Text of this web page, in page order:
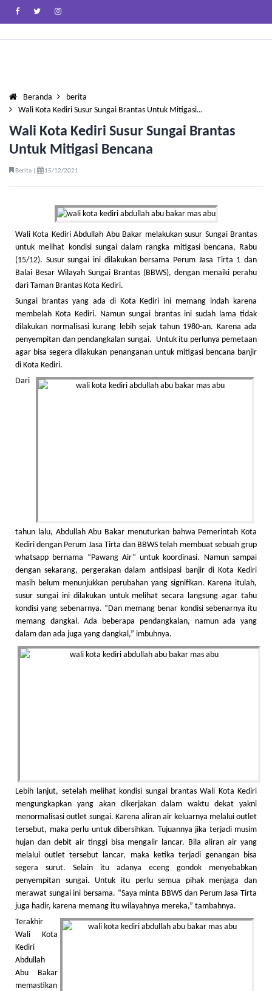
Beranda
berita
Wali Kota Kediri Susur Sungai Brantas Untuk Mitigasi…
Wali Kota Kediri Susur Sungai Brantas
Untuk Mitigasi Bencana
Berita | 15/12/2021
Wali Kota Kediri Abdullah Abu Bakar melakukan susur Sungai Brantas
untuk melihat kondisi sungai dalam rangka mitigasi bencana, Rabu
(15/12). Susur sungai ini dilakukan bersama Perum Jasa Tirta 1 dan
Balai Besar Wilayah Sungai Brantas (BBWS), dengan menaiki perahu
dari Taman Brantas Kota Kediri.
Sungai brantas yang ada di Kota Kediri ini memang indah karena
membelah Kota Kediri. Namun sungai brantas ini sudah lama tidak
dilakukan normalisasi kurang lebih sejak tahun 1980-an. Karena ada
penyempitan dan pendangkalan sungai. Untuk itu perlunya pemetaan
agar bisa segera dilakukan penanganan untuk mitigasi bencana banjir
di Kota Kediri.
Dari
tahun lalu, Abdullah Abu Bakar menuturkan bahwa Pemerintah Kota
Kediri dengan Perum Jasa Tirta dan BBWS telah membuat sebuah grup
whatsapp bernama “Pawang Air” untuk koordinasi. Namun sampai
dengan sekarang, pergerakan dalam antisipasi banjir di Kota Kediri
masih belum menunjukkan perubahan yang signifikan. Karena itulah,
susur sungai ini dilakukan untuk melihat secara langsung agar tahu
kondisi yang sebenarnya. “Dan memang benar kondisi sebenarnya itu
memang dangkal. Ada beberapa pendangkalan, namun ada yang
dalam dan ada juga yang dangkal,” imbuhnya.
Lebih lanjut, setelah melihat kondisi sungai brantas Wali Kota Kediri
mengungkapkan yang akan dikerjakan dalam waktu dekat yakni
menormalisasi outlet sungai. Karena aliran air keluarnya melalui outlet
tersebut, maka perlu untuk dibersihkan. Tujuannya jika terjadi musim
hujan dan debit air tinggi bisa mengalir lancar. Bila aliran air yang
melalui outlet tersebut lancar, maka ketika terjadi genangan bisa
segera surut. Selain itu adanya eceng gondok menyebabkan
penyempitan sungai. Untuk itu perlu semua pihak menjaga dan
merawat sungai ini bersama. “Saya minta BBWS dan Perum Jasa Tirta
juga hadir, karena memang itu wilayahnya mereka,” tambahnya.
Terakhir
Wali Kota
Kediri
Abdullah
Abu Bakar
memastikan